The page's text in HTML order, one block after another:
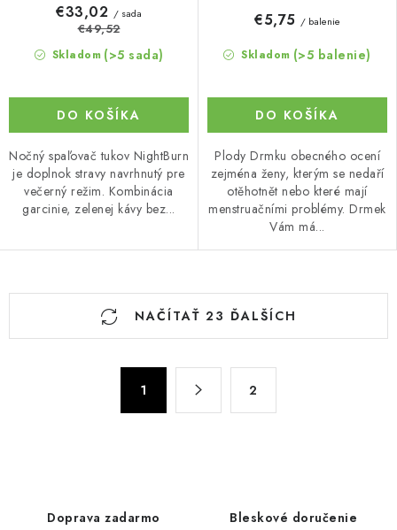
Skladom (>5 sada)
€33,02 / sada
€49,52
DO KOŠÍKA
Nočný spaľovač tukov NightBurn
je doplnok stravy navrhnutý pre
večerný režim. Kombinácia
garcinie, zelenej kávy bez...
Skladom (>5 balenie)
€5,75 / balenie
DO KOŠÍKA
Plody Drmku obecného ocení
zejména ženy, kterým se nedaří
otěhotnět nebo které mají
menstruačními problémy. Drmek
Vám má...
O
NAČÍTAŤ 23 ĎALŠÍCH
1 2
Doprava zadarmo Bleskové doručenie